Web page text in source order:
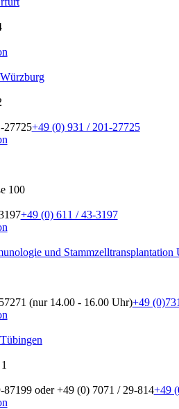
27725+49 (0) 931 / 201-27725
100
+49 (0) 611 / 43-3197
und Stammzelltransplantation
(nur 14.00 - 16.00 Uhr)+49
oder +49 (0) 7071 / 29-814+49